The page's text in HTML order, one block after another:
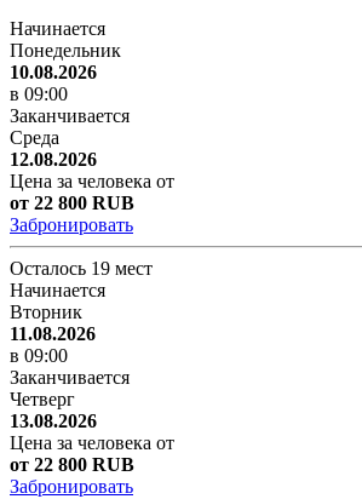
Начинается
Понедельник
10.08.2026
в 09:00
Заканчивается
Среда
12.08.2026
Цена за человека от
от 22 800 RUB
Забронировать
Осталось 19 мест
Начинается
Вторник
11.08.2026
в 09:00
Заканчивается
Четверг
13.08.2026
Цена за человека от
от 22 800 RUB
Забронировать